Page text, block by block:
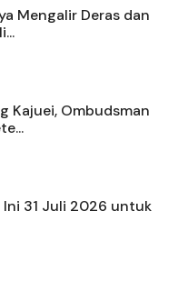
Mengalir Deras dan
Kajuei, Ombudsman
Ini 31 Juli 2026 untuk